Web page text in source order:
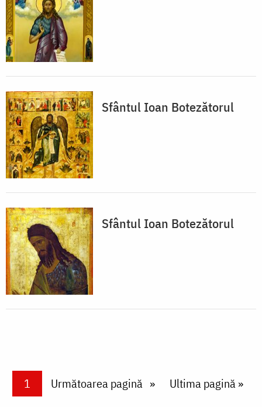
Sfântul Ioan Botezătorul
Sfântul Ioan Botezătorul
PaginareCurrent page
1 Next page
Următoarea pagină Last page
Ultima pagină »